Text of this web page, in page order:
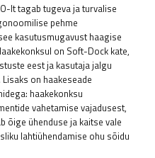
lt tagab tugeva ja turvalise
pehme
kasutusmugavust haagise
on Soft-Dock kate,
eest ja kasutaja jalgu
on haakeseade
haakekonksu
vahetamise vajadusest,
õige ühenduse ja kaitse vale
lahtiühendamise ohu sõidu